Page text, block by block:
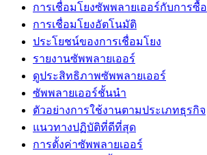
การเชื่อมโยงซัพพลายเออร์กับการซื้อ
การเชื่อมโยงอัตโนมัติ
ประโยชน์ของการเชื่อมโยง
รายงานซัพพลายเออร์
ดูประสิทธิภาพซัพพลายเออร์
ซัพพลายเออร์ชั้นนำ
ตัวอย่างการใช้งานตามประเภทธุรกิจ
แนวทางปฏิบัติที่ดีที่สุด
การตั้งค่าซัพพลายเออร์